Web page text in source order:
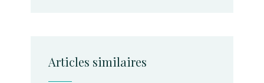
Articles similaires